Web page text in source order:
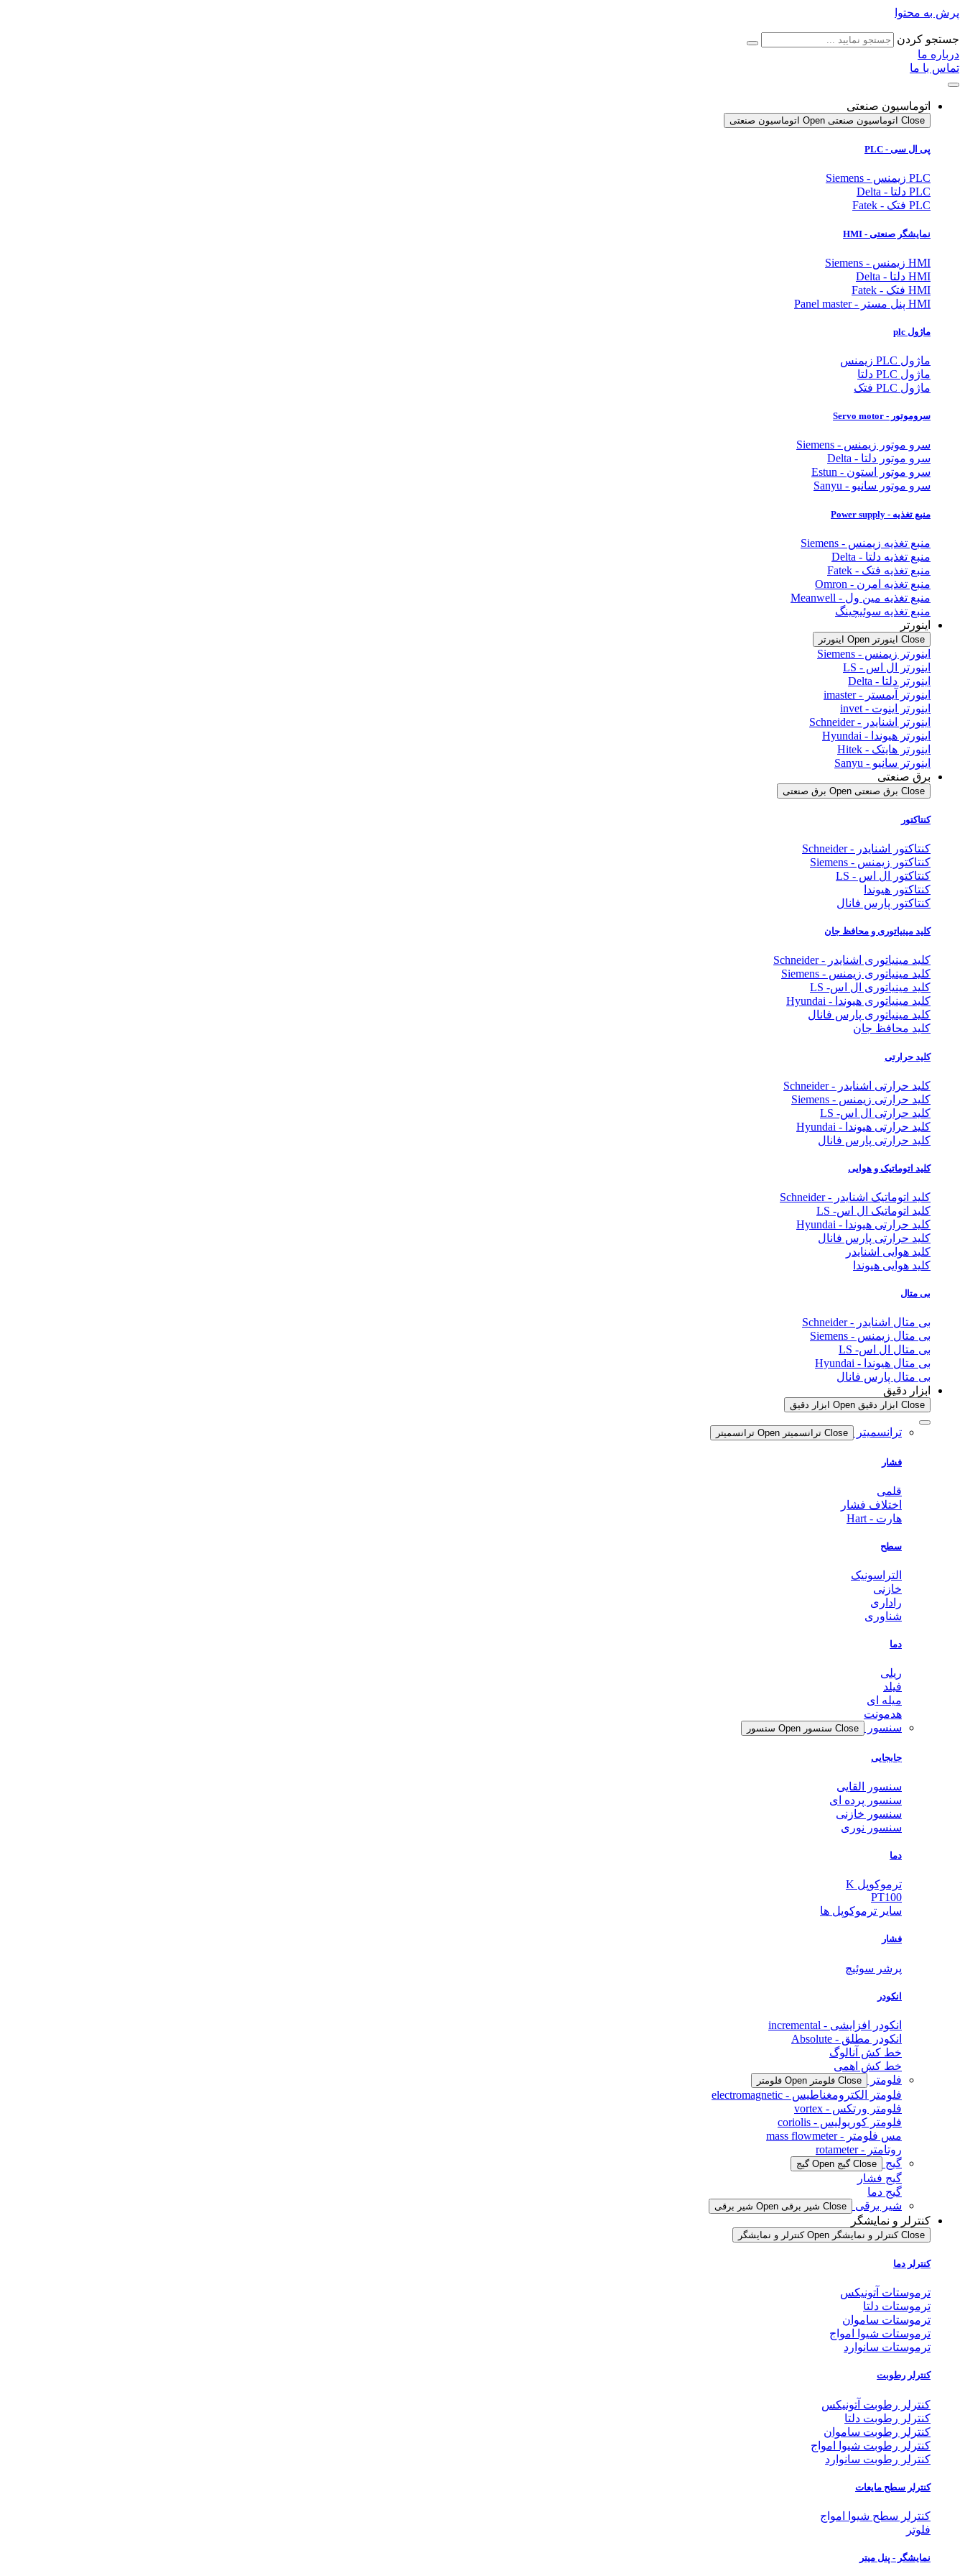
پرش به محتوا
جستجو کردن
درباره ما
تماس با ما
اتوماسیون صنعتی
Close اتوماسیون صنعتی Open اتوماسیون صنعتی
پی ال سی - PLC
PLC زیمنس - Siemens
PLC دلتا - Delta
PLC فتک - Fatek
نمایشگر صنعتی - HMI
HMI زیمنس - Siemens
HMI دلتا - Delta
HMI فتک - Fatek
HMI پنل مستر - Panel master
ماژول plc
ماژول PLC زیمنس
ماژول PLC دلتا
ماژول PLC فتک
سروموتور - Servo motor
سرو موتور زیمنس - Siemens
سرو موتور دلتا - Delta
سرو موتور استون - Estun
سرو موتور سانیو - Sanyu
منبع تغذیه - Power supply
منبع تغذیه زیمنس - Siemens
منبع تغذیه دلتا - Delta
منبع تغذیه فتک - Fatek
منبع تغذیه امرن - Omron
منبع تغذیه مین ول - Meanwell
منبع تغذیه سوئیچینگ
اینورتر
Close اینورتر Open اینورتر
اینورتر زیمنس - Siemens
اینورتر ال اس - LS
اینورتر دلتا - Delta
اینورتر آیمستر - imaster
اینورتر اینوت - invet
اینورتر اشنایدر - Schneider
اینورتر هیوندا - Hyundai
اینورتر هایتک - Hitek
اینورتر سانیو - Sanyu
برق صنعتی
Close برق صنعتی Open برق صنعتی
کنتاکتور
کنتاکتور اشنایدر - Schneider
کنتاکتور زیمنس - Siemens
کنتاکتور ال اس - LS
کنتاکتور هیوندا
کنتاکتور پارس فانال
کلید مینیاتوری و محافظ جان
کلید مینیاتوری اشنایدر - Schneider
کلید مینیاتوری زیمنس - Siemens
کلید مینیاتوری ال اس- LS
کلید مینیاتوری هیوندا - Hyundai
کلید مینیاتوری پارس فانال
کلید محافظ جان
کلید حرارتی
کلید حرارتی اشنایدر - Schneider
کلید حرارتی زیمنس - Siemens
کلید حرارتی ال اس- LS
کلید حرارتی هیوندا - Hyundai
کلید حرارتی پارس فانال
کلید اتوماتیک و هوایی
کلید اتوماتیک اشنایدر - Schneider
کلید اتوماتیک ال اس- LS
کلید حرارتی هیوندا - Hyundai
کلید حرارتی پارس فانال
کلید هوایی اشنایدر
کلید هوایی هیوندا
بی متال
بی متال اشنایدر - Schneider
بی متال زیمنس - Siemens
بی متال ال اس- LS
بی متال هیوندا - Hyundai
بی متال پارس فانال
ابزار دقیق
Close ابزار دقیق Open ابزار دقیق
ترانسمیتر Close ترانسمیتر Open ترانسمیتر
فشار
قلمی
اختلاف فشار
هارت - Hart
سطح
التراسونیک
خازنی
راداری
شناوری
دما
ریلی
فیلد
میله ای
هدمونت
سنسور
Close سنسور Open سنسور
جابجایی
سنسور القایی
سنسور پرده ای
سنسور خازنی
سنسور نوری
دما
ترموکوپل K
PT100
سایر ترموکوپل ها
فشار
پرشر سوئیچ
انکودر
انکودر افزایشی - incremental
انکودر مطلق - Absolute
خط کش آنالوگ
خط کش اهمی
فلومتر
Close فلومتر Open فلومتر
فلومتر الکترومغناطیس - electromagnetic
فلومتر ورتکس - vortex
فلومتر کوریولیس - coriolis
مس فلومتر - mass flowmeter
روتامتر - rotameter
گیج
Close گیج Open گیج
گیج فشار
گیج دما
شیر برقی
Close شیر برقی Open شیر برقی
کنترلر و نمایشگر
Close کنترلر و نمایشگر Open کنترلر و نمایشگر
کنترلر دما
ترموستات آتونیکس
ترموستات دلتا
ترموستات ساموان
ترموستات شیوا امواج
ترموستات سانوارد
کنترلر رطوبت
کنترلر رطوبت آتونیکس
کنترلر رطوبت دلتا
کنترلر رطوبت ساموان
کنترلر رطوبت شیوا امواج
کنترلر رطوبت سانوارد
کنترلر سطح مایعات
کنترلر سطح شیوا امواج
فلوتر
نمایشگر - پنل میتر